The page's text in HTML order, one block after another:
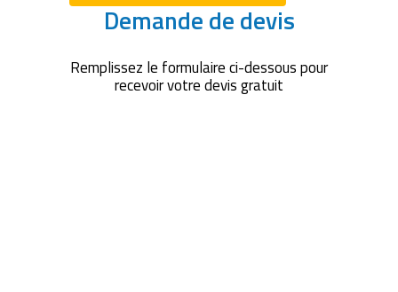
Demande de devis
Remplissez le formulaire ci-dessous pour
recevoir votre devis gratuit